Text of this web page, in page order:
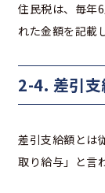
住民税は、毎年
れた金額を記載
2-4. 差引
差引支給額とは
取り給与」と言